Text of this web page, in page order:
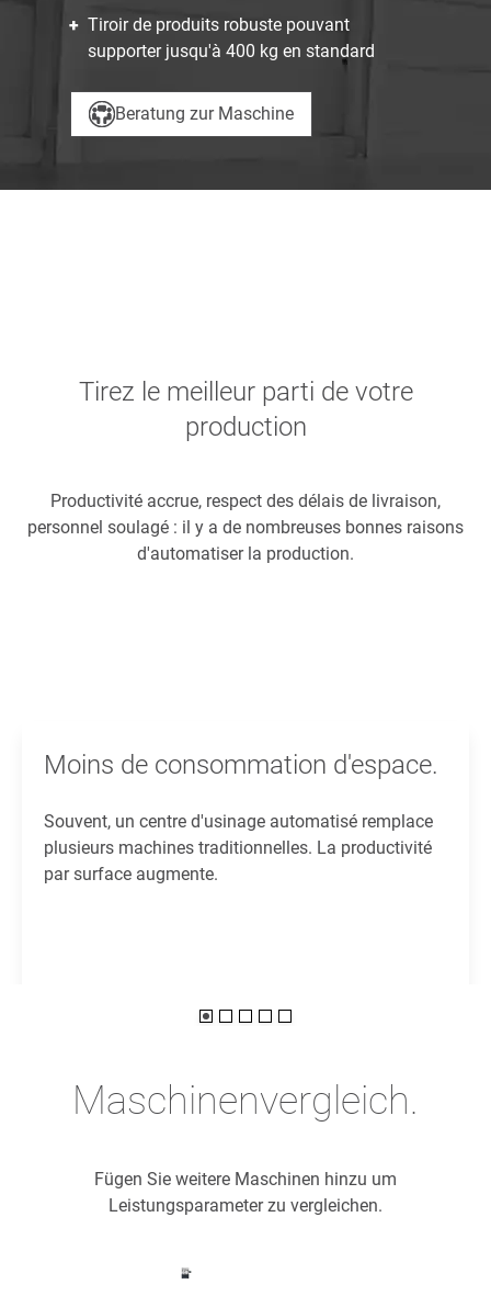
Tiroir de produits robuste pouvant
supporter jusqu'à 400 kg en standard
Beratung zur Maschine
Tirez le meilleur parti de votre
production
Productivité accrue, respect des délais de livraison,
personnel soulagé : il y a de nombreuses bonnes raisons
d'automatiser la production.
Moins de consommation d'espace.
Souvent, un centre d'usinage automatisé remplace
plusieurs machines traditionnelles. La productivité
par surface augmente.
Maschinenvergleich.
Fügen Sie weitere Maschinen hinzu um
Leistungsparameter zu vergleichen.